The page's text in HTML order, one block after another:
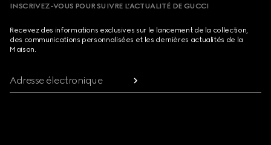
INSCRIVEZ-VOUS POUR SUIVRE L’ACTUALITÉ DE GUCCI
Recevez des informations exclusives sur le lancement de la collection,
des communications personnalisées et les dernières actualités de la
Maison.
Adresse électronique